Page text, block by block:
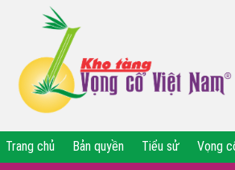
Trang chủ Bản quyền Tiểu sử Vọng